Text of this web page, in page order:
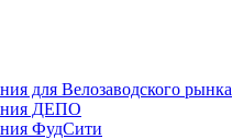
для Велозаводского рынка
ДЕПО
ФудСити